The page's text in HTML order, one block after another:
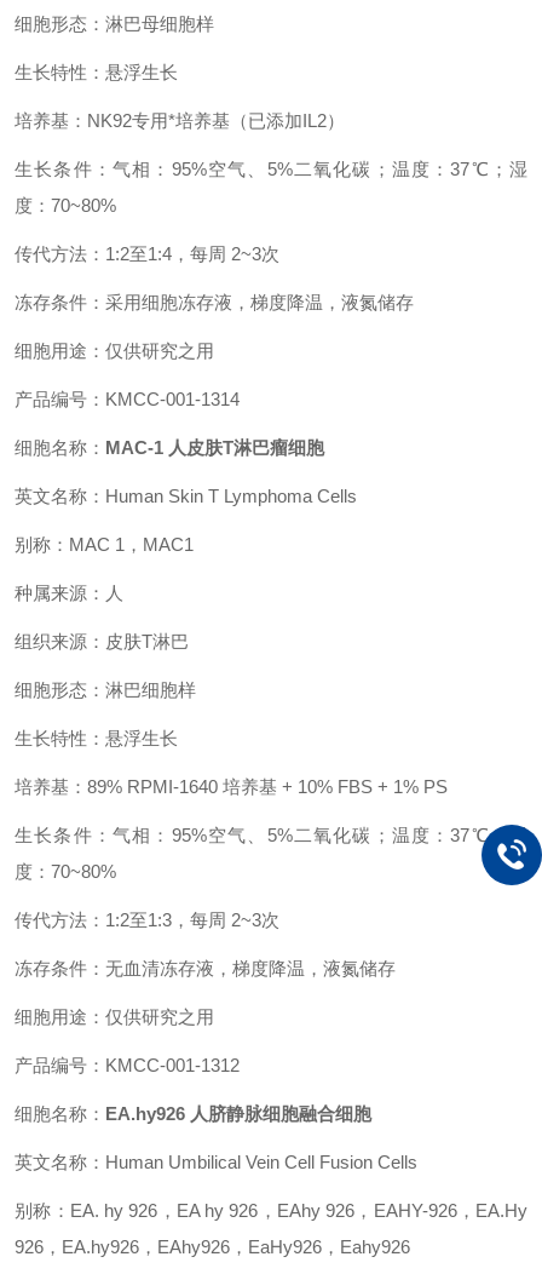
细胞形态：淋巴母细胞样
生长特性：悬浮生长
培养基：NK92专用*培养基（已添加IL2）
生长条件：气相：95%空气、5%二氧化碳；温度：37℃；湿
度：70~80%
传代方法：1:2至1:4，每周 2~3次
冻存条件：采用细胞冻存液，梯度降温，液氮储存
细胞用途：仅供研究之用
产品编号：KMCC-001-1314
细胞名称： MAC-1 人皮肤T淋巴瘤细胞
英文名称：Human Skin T Lymphoma Cells
别称：MAC 1，MAC1
种属来源：人
组织来源：皮肤T淋巴
细胞形态：淋巴细胞样
生长特性：悬浮生长
培养基：89% RPMI-1640 培养基 + 10% FBS + 1% PS
生长条件：气相：95%空气、5%二氧化碳；温度：37℃；湿
度：70~80%
传代方法：1:2至1:3，每周 2~3次
冻存条件：无血清冻存液，梯度降温，液氮储存
细胞用途：仅供研究之用
产品编号：KMCC-001-1312
细胞名称： EA.hy926 人脐静脉细胞融合细胞
英文名称：Human Umbilical Vein Cell Fusion Cells
别称：EA. hy 926，EA hy 926，EAhy 926，EAHY-926，EA.Hy
926，EA.hy926，EAhy926，EaHy926，Eahy926